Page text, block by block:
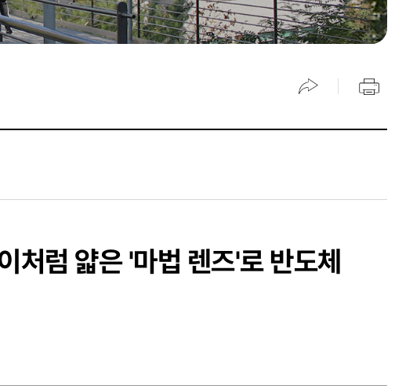
럼 얇은 '마법 렌즈'로 반도체